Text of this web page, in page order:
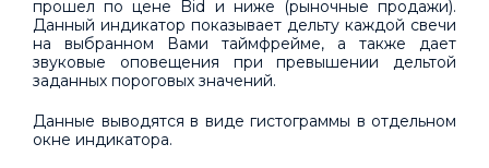
прошел по цене Bid и ниже (рыночные продажи).
Данный индикатор показывает дельту каждой свечи
на выбранном Вами таймфрейме, а также дает
звуковые оповещения при превышении дельтой
заданных пороговых значений.
Данные выводятся в виде гистограммы в отдельном
окне индикатора.